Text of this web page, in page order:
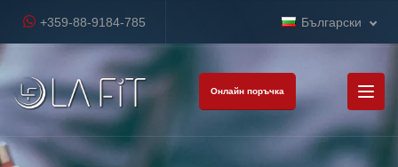
+359-88-9184-785 Български
Онлайн поръчка